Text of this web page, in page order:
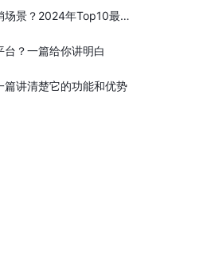
短链接适合什么营销场景？2024年Top10最佳应用推荐
？一篇给你讲明白
篇讲清楚它的功能和优势